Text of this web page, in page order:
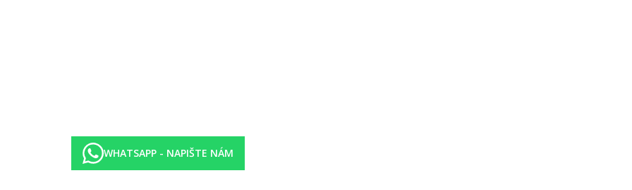
WHATSAPP - NAPIŠTE NÁM